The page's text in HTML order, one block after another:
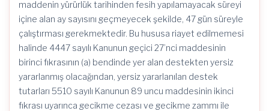
maddenin yürürlük tarihinden fesih yapılamayacak süreyi
içine alan ay sayısını geçmeyecek şekilde, 47 gün süreyle
çalıştırması gerekmektedir. Bu hususa riayet edilmemesi
halinde 4447 sayılı Kanunun geçici 27’nci maddesinin
birinci fıkrasının (a) bendinde yer alan destekten yersiz
yararlanmış olacağından, yersiz yararlanılan destek
tutarları 5510 sayılı Kanunun 89 uncu maddesinin ikinci
fıkrası uyarınca gecikme cezası ve gecikme zammı ile